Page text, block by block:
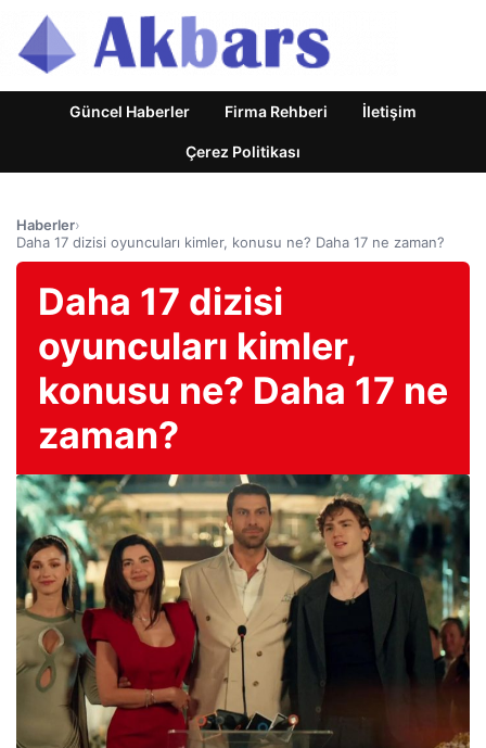
Güncel Haberler Firma Rehberi İletişim
Çerez Politikası
Haberler›
Daha 17 dizisi oyuncuları kimler, konusu ne? Daha 17 ne zaman?
Daha 17 dizisi
oyuncuları kimler,
konusu ne? Daha 17 ne
zaman?